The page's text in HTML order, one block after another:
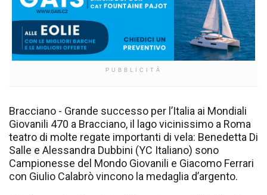
PUBBLICITÀ
Bracciano - Grande successo per l’Italia ai Mondiali
Giovanili 470 a Bracciano, il lago vicinissimo a Roma
teatro di molte regate importanti di vela: Benedetta Di
Salle e Alessandra Dubbini (YC Italiano) sono
Campionesse del Mondo Giovanili e Giacomo Ferrari
con Giulio Calabrò vincono la medaglia d’argento.